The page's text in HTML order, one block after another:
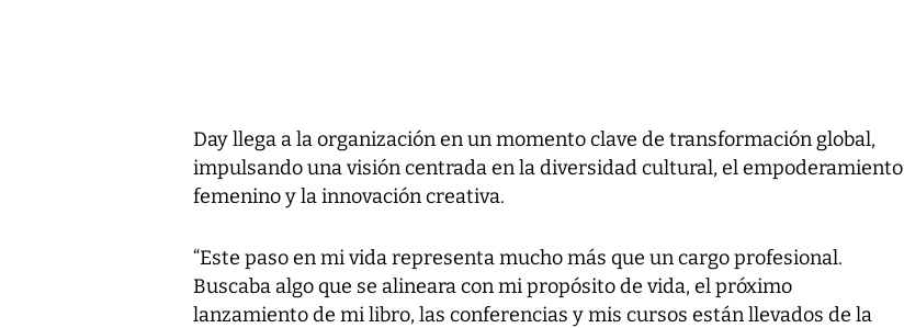
Day llega a la organización en un momento clave de transformación global,
impulsando una visión centrada en la diversidad cultural, el empoderamiento
femenino y la innovación creativa.
“Este paso en mi vida representa mucho más que un cargo profesional.
Buscaba algo que se alineara con mi propósito de vida, el próximo
lanzamiento de mi libro, las conferencias y mis cursos están llevados de la